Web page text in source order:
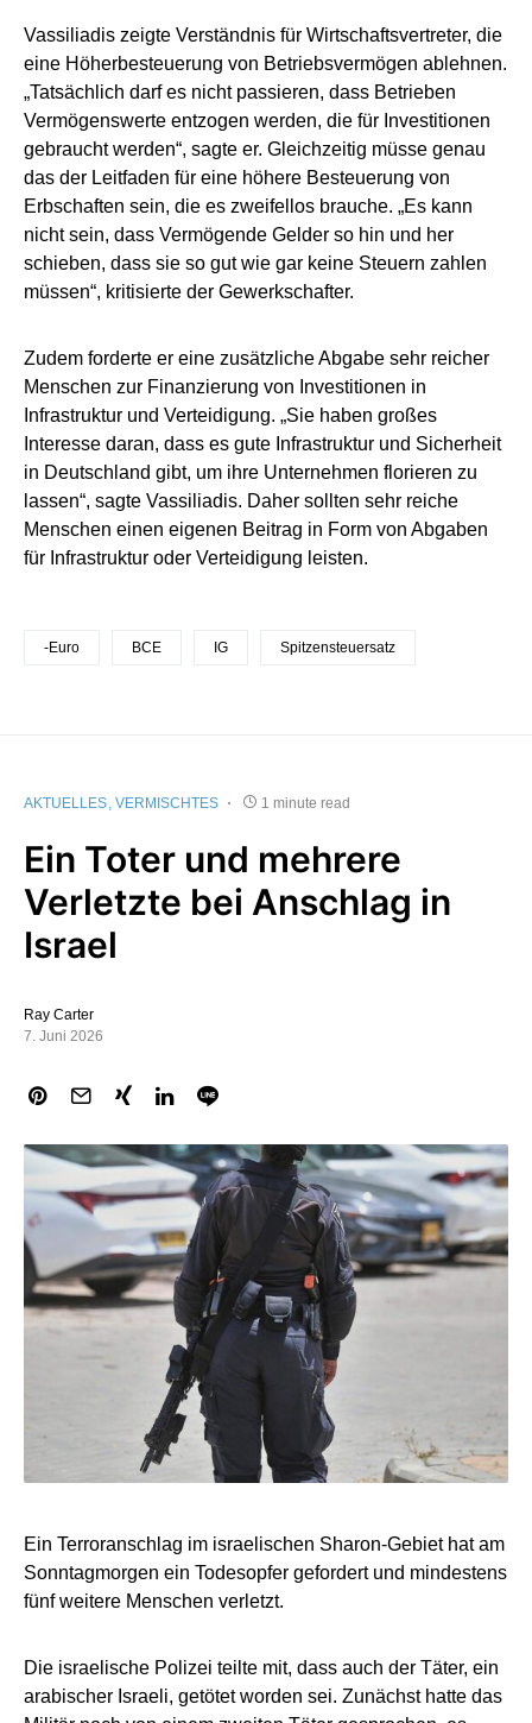
Vassiliadis zeigte Verständnis für Wirtschaftsvertreter, die
eine Höherbesteuerung von Betriebsvermögen ablehnen.
„Tatsächlich darf es nicht passieren, dass Betrieben
Vermögenswerte entzogen werden, die für Investitionen
gebraucht werden“, sagte er. Gleichzeitig müsse genau
das der Leitfaden für eine höhere Besteuerung von
Erbschaften sein, die es zweifellos brauche. „Es kann
nicht sein, dass Vermögende Gelder so hin und her
schieben, dass sie so gut wie gar keine Steuern zahlen
müssen“, kritisierte der Gewerkschafter.
Zudem forderte er eine zusätzliche Abgabe sehr reicher
Menschen zur Finanzierung von Investitionen in
Infrastruktur und Verteidigung. „Sie haben großes
Interesse daran, dass es gute Infrastruktur und Sicherheit
in Deutschland gibt, um ihre Unternehmen florieren zu
lassen“, sagte Vassiliadis. Daher sollten sehr reiche
Menschen einen eigenen Beitrag in Form von Abgaben
für Infrastruktur oder Verteidigung leisten.
-Euro BCE IG Spitzensteuersatz
AKTUELLES VERMISCHTES 1 minute read
Ein Toter und mehrere
Verletzte bei Anschlag in
Israel
Ray Carter
7. Juni 2026
Ein Terroranschlag im israelischen Sharon-Gebiet hat am
Sonntagmorgen ein Todesopfer gefordert und mindestens
fünf weitere Menschen verletzt.
Die israelische Polizei teilte mit, dass auch der Täter, ein
arabischer Israeli, getötet worden sei. Zunächst hatte das